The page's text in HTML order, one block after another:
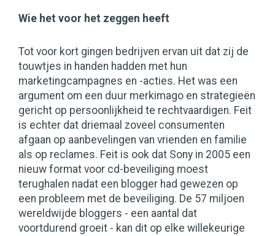
Wie het voor het zeggen heeft
Tot voor kort gingen bedrijven ervan uit dat zij de
touwtjes in handen hadden met hun
marketingcampagnes en -acties. Het was een
argument om een duur merkimago en strategieën
gericht op persoonlijkheid te rechtvaardigen. Feit
is echter dat driemaal zoveel consumenten
afgaan op aanbevelingen van vrienden en familie
als op reclames. Feit is ook dat Sony in 2005 een
nieuw format voor cd-beveiliging moest
terughalen nadat een blogger had gewezen op
een probleem met de beveiliging. De 57 miljoen
wereldwijde bloggers - een aantal dat
voortdurend groeit - kan dit op elke willekeurige